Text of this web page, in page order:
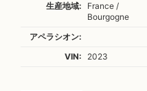
生産地域:
France /
Bourgogne
アペラシオン:
VIN:
2023